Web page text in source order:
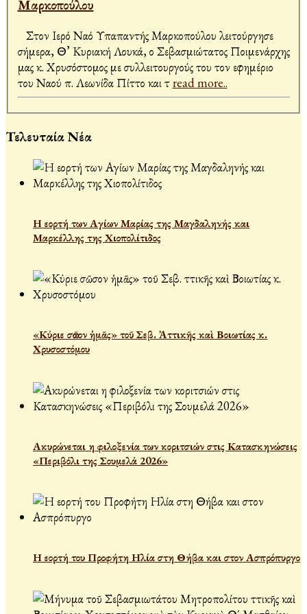
Μαρκοπούλου
Στον Ιερό Ναό Υπαπαντής Μαρκοπούλου λειτούργησε
σήμερα, Θ’ Κυριακή Λουκά, ο Σεβασμιώτατος Ποιμενάρχης
μας κ. Χρυσόστομος με συλλειτουργούς του τον εφημέριο
του Ναού π. Λεωνίδα Πίττο και τread more..
Τελευταία Νέα
Η εορτή των Αγίων Μαρίας της Μαγδαληνής και
Μαρκέλλης της Χιοπολίτιδος
«Κύριε σῶσον ἡμᾶς» τοῦ Σεβ. Ἀττικῆς καὶ Βοιωτίας κ.
Χρυσοστόμου
Ακυρώνεται η φιλοξενία των κοριτσιών στις Κατασκηνώσεις
«Περιβόλι της Σουμελά 2026»
Η εορτή του Προφήτη Ηλία στη Θήβα και στον Ασπρόπυργο